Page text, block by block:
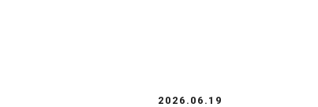
2026.06.19